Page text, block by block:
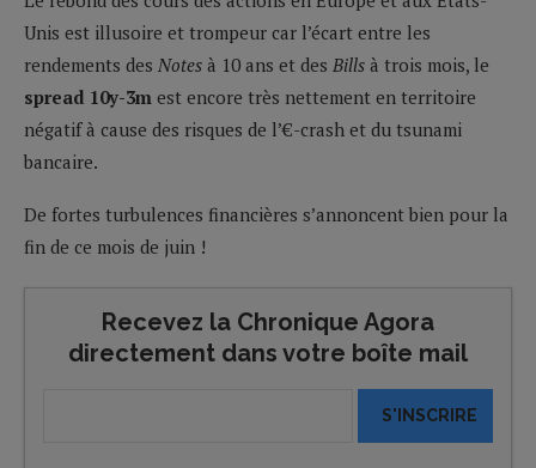
Unis est illusoire et trompeur car l’écart entre les
rendements des Notes à 10 ans et des Bills à trois mois, le
spread 10y-3m est encore très nettement en territoire
négatif à cause des risques de l’€-crash et du tsunami
bancaire.
De fortes turbulences financières s’annoncent bien pour la
fin de ce mois de juin !
Recevez la Chronique Agora
directement dans votre boîte mail
S'INSCRIRE